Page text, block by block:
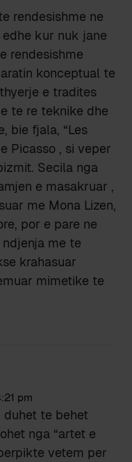
rendesishme ne
kur nuk jane
rendesishme
konceptual te
e tradites
te re teknike dhe
bie fjala, “Les
Picasso , si veper
Secila nga
e masakruar ,
me Mona Lizen,
por e pare ne
me te
krahasuar
mimetike te
pm
te behet
nga “artet e
vetem per